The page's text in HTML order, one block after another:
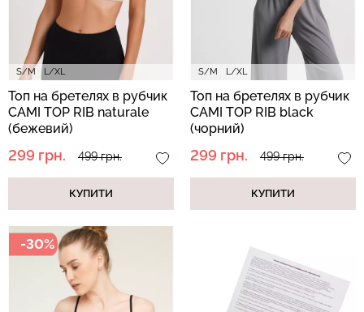
S/M L/XL
Топ на бретелях в рубчик
CAMI TOP RIB naturale
(бежевий)
299 грн. 499 грн.
КУПИТИ
S/M L/XL
Топ на бретелях в рубчик
CAMI TOP RIB black
(чорний)
299 грн. 499 грн.
КУПИТИ
-30%